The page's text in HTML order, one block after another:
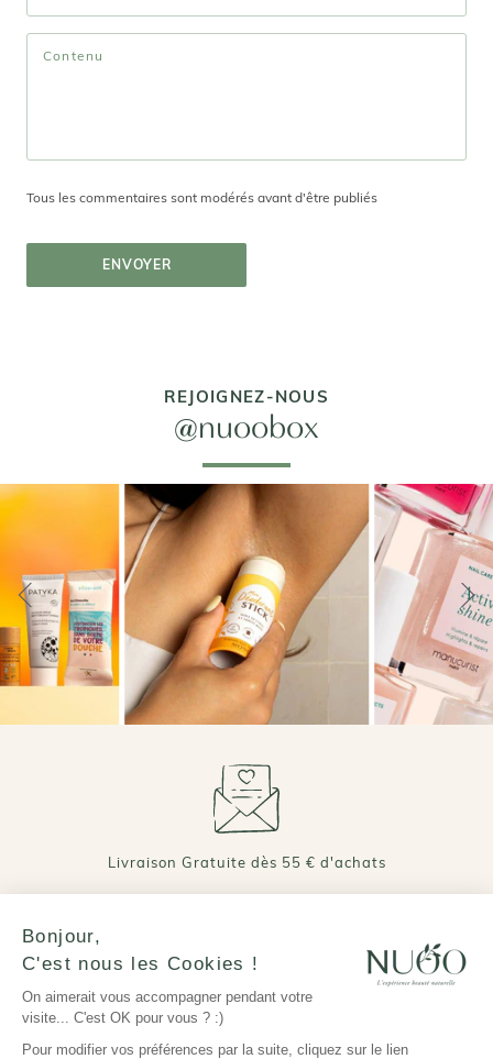
Tous les commentaires sont modérés avant d'être publiés
ENVOYER
REJOIGNEZ-NOUS
@nuoobox
Livraison Gratuite dès 55 € d'achats
Bonjour,
C'est nous les Cookies !
On aimerait vous accompagner pendant votre
visite... C'est OK pour vous ? :)
Pour modifier vos préférences par la suite, cliquez sur le lien